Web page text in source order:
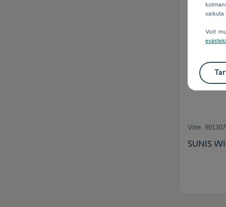
Viite.
SUNIS
vaikuta
Voit